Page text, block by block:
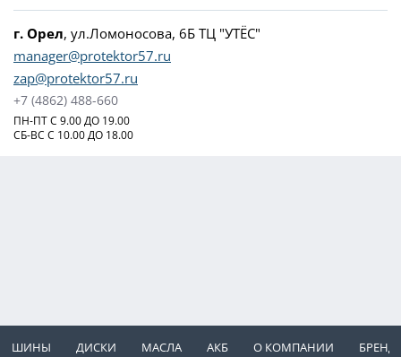
г. Орел, ул.Ломоносова, 6Б ТЦ "УТЁС"
manager@protektor57.ru
zap@protektor57.ru
+7 (4862) 488-660
ПН-ПТ С 9.00 ДО 19.00
СБ-ВС С 10.00 ДО 18.00
ШИНЫ ДИСКИ МАСЛА АКБ О КОМПАНИИ